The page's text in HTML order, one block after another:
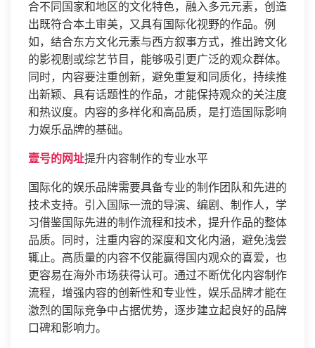
合不同国家和地区的文化特色，融入多元元素，创造
出既符合本土审美，又具有国际化视野的作品。例
如，结合东方文化元素与西方叙事方式，推出跨文化
的影视剧或综艺节目，能够吸引更广泛的观众群体。
同时，内容要注重创新，避免重复和同质化，持续推
出新颖、具有话题性的作品，才能保持观众的关注度
和热议度。内容的多样化和高品质，是打造国际影响
力娱乐品牌的基础。
壹号的网址提升内容制作的专业水平
国际化的娱乐品牌需要具备专业的制作团队和先进的
技术支持。引入国际一流的导演、编剧、制作人，学
习借鉴国际先进的制作流程和技术，提升作品的整体
品质。同时，注重内容的深度和文化内涵，避免浅尝
辄止。高质量的内容不仅能赢得国内观众的喜爱，也
更容易在海外市场获得认可。通过不断优化内容制作
流程，增强内容的创新性和专业性，娱乐品牌才能在
激烈的国际竞争中占据优势，逐步建立起良好的品牌
口碑和影响力。